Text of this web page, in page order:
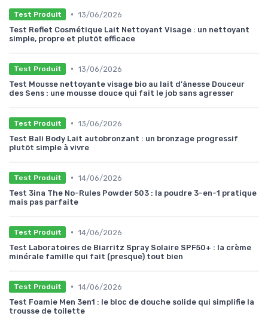
Test Produit • 13/06/2026
Test Reflet Cosmétique Lait Nettoyant Visage : un nettoyant
simple, propre et plutôt efficace
Test Produit • 13/06/2026
Test Mousse nettoyante visage bio au lait d'ânesse Douceur
des Sens : une mousse douce qui fait le job sans agresser
Test Produit • 13/06/2026
Test Bali Body Lait autobronzant : un bronzage progressif
plutôt simple à vivre
Test Produit • 14/06/2026
Test 3ina The No-Rules Powder 503 : la poudre 3-en-1 pratique
mais pas parfaite
Test Produit • 14/06/2026
Test Laboratoires de Biarritz Spray Solaire SPF50+ : la crème
minérale famille qui fait (presque) tout bien
Test Produit • 14/06/2026
Test Foamie Men 3en1 : le bloc de douche solide qui simplifie la
trousse de toilette